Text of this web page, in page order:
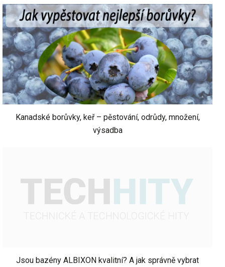
Kanadské borůvky, keř – pěstování, odrůdy, množení,
výsadba
Jsou bazény ALBIXON kvalitní? A jak správně vybrat